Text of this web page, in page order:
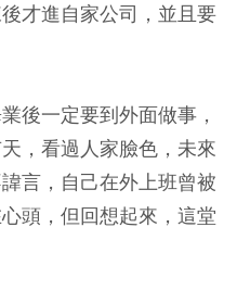
才進自家公司，並且要
後一定要到外面做事，
，看過人家臉色，未來
言，自己在外上班曾被
頭，但回想起來，這堂